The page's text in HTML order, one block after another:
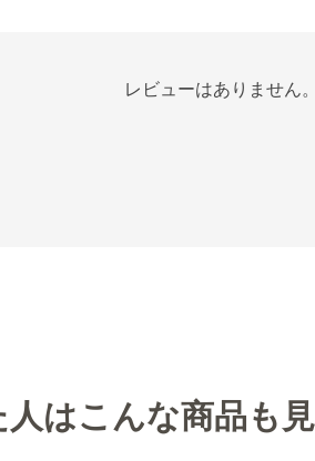
レビューはありません
人はこんな商品も